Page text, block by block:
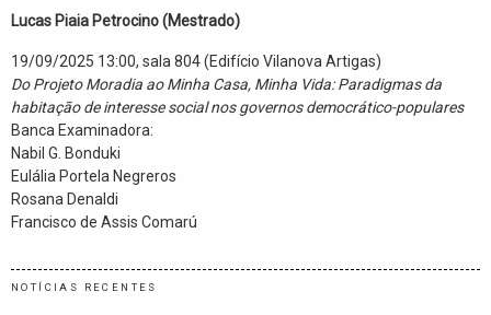
Lucas Piaia Petrocino (Mestrado)
19/09/2025 13:00, sala 804 (Edifício Vilanova Artigas)
Do Projeto Moradia ao Minha Casa, Minha Vida: Paradigmas da
habitação de interesse social nos governos democrático-populares
Banca Examinadora:
Nabil G. Bonduki
Eulália Portela Negreros
Rosana Denaldi
Francisco de Assis Comarú
NOTÍCIAS RECENTES